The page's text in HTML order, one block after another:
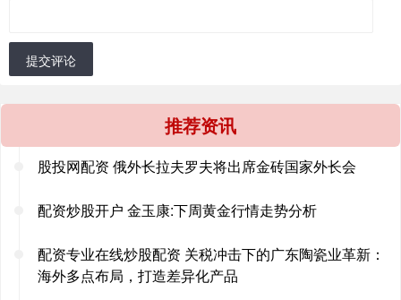
提交评论
推荐资讯
股投网配资 俄外长拉夫罗夫将出席金砖国家外长会
配资炒股开户 金玉康:下周黄金行情走势分析
配资专业在线炒股配资 关税冲击下的广东陶瓷业革新：
海外多点布局，打造差异化产品